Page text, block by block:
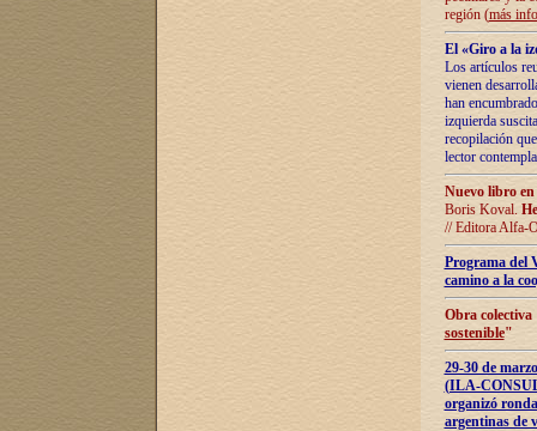
región (más
El «Giro a la
Los artículos
vienen
han
izquierda
recopilación
lector
Nuevo libro
Boris Koval.
// Editora Alfa-
Programa del
camino a la
Obra
sostenible"
29-30 de
(ILA-
organizó
argentinas de